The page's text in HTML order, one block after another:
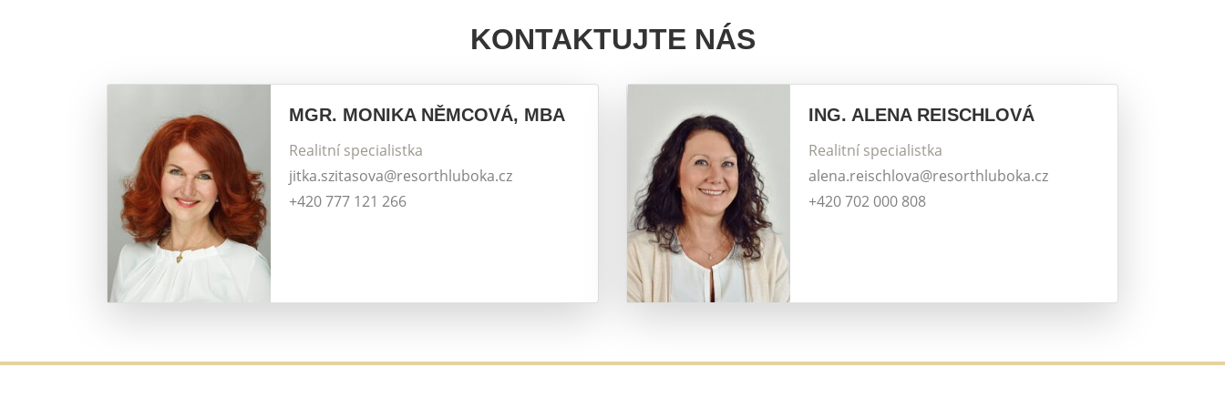
KONTAKTUJTE NÁS
MGR. MONIKA NĚMCOVÁ, MBA
Realitní specialistka
jitka.szitasova@resorthluboka.cz
+420 777 121 266
ING. ALENA REISCHLOVÁ
Realitní specialistka
alena.reischlova@resorthluboka.cz
+420 702 000 808